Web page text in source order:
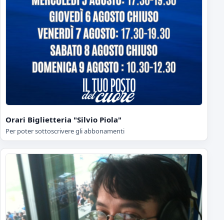
Orari Biglietteria "Silvio Piola"
Per poter sottoscrivere gli abbonamenti